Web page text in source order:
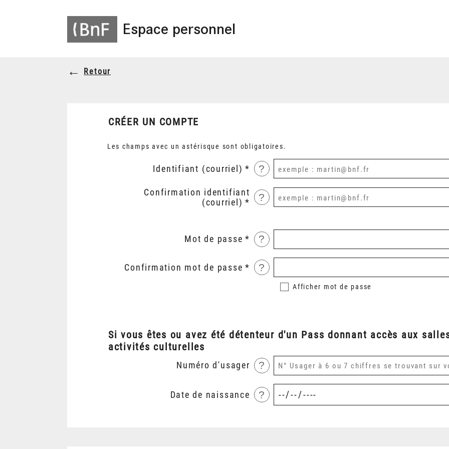
Espace personnel
Retour
CRÉER UN COMPTE
Les champs avec un astérisque sont obligatoires.
Identifiant (courriel) ?
Confirmation identifiant
(courriel)
?
Mot de passe ?
Confirmation mot de passe ?
Afficher mot de passe
Si vous êtes ou avez été détenteur d'un Pass donnant accès aux
activités culturelles
Numéro d'usager ?
Date de naissance ?